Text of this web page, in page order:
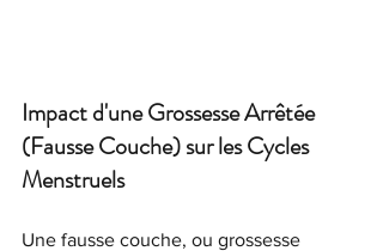
Impact d'une Grossesse Arrêtée
(Fausse Couche) sur les Cycles
Menstruels
Une fausse couche, ou grossesse